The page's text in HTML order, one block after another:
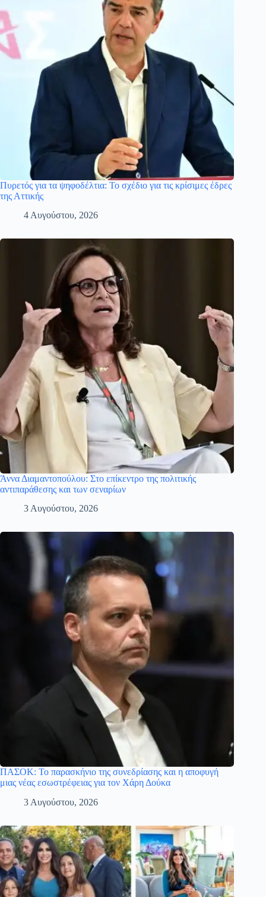
Πυρετός για τα ψηφοδέλτια: Το σχέδιο για τις κρίσιμες έδρες
της Αττικής
4 Αυγούστου, 2026
Άννα Διαμαντοπούλου: Στο επίκεντρο της πολιτικής
αντιπαράθεσης και των σεναρίων
3 Αυγούστου, 2026
ΠΑΣΟΚ: Το παρασκήνιο της συνεδρίασης και η αποφυγή
μιας νέας εσωστρέφειας για τον Χάρη Δούκα
3 Αυγούστου, 2026